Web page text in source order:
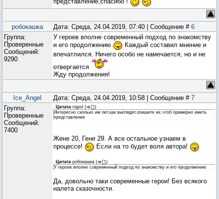
робокашка Дата: Среда, 24.04.2019, 07:40 | Сообщение # 6
Группа:
Проверенные
Сообщений:
9290
У героев вполне современный подход по знакомству
и его продолжению
Каждый составил мнение и
впечатлился. Ничего особо не намечается, но и не
отвергается
Жду продолжения!
Ice_Angel Дата: Среда, 24.04.2019, 10:58 | Сообщение # 7
Группа:
Проверенные
Сообщений:
7400
Цитата rojpol (
)
Интересно сколько им лет,как выглядят,опишите их,чтоб примерно иметь
представление
Жене 20, Гене 29. А все остальное узнаем в
процессе!
Если на то будет воля автора!
Цитата робокашка (
)
У героев вполне современный подход по знакомству и его продолжению
Да, довольно таки современные герои! Без всякого
налета сказочности.